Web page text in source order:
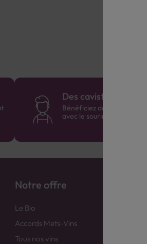
Des cavistes à votre
Bénéficiez de conseils
avec le sourire :)
Notre offre
Le Bio
Accords Mets-Vins
Tous nos vins